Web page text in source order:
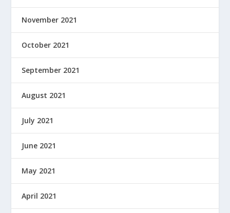
November 2021
October 2021
September 2021
August 2021
July 2021
June 2021
May 2021
April 2021